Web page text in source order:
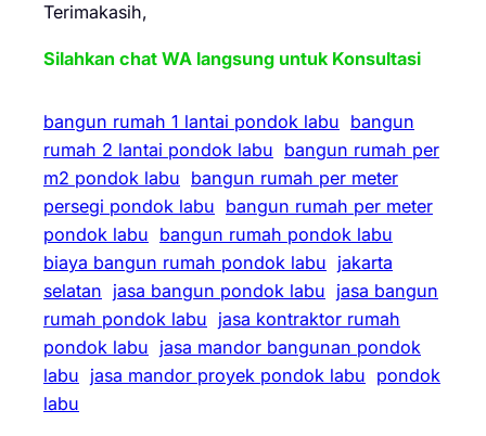
Terimakasih,
Silahkan chat WA langsung untuk Konsultasi
bangun rumah 1 lantai pondok labu bangun
rumah 2 lantai pondok labu bangun rumah per
m2 pondok labu bangun rumah per meter
persegi pondok labu bangun rumah per meter
pondok labu bangun rumah pondok labu
biaya bangun rumah pondok labu jakarta
selatan jasa bangun pondok labu jasa bangun
rumah pondok labu jasa kontraktor rumah
pondok labu jasa mandor bangunan pondok
labu jasa mandor proyek pondok labu pondok
labu